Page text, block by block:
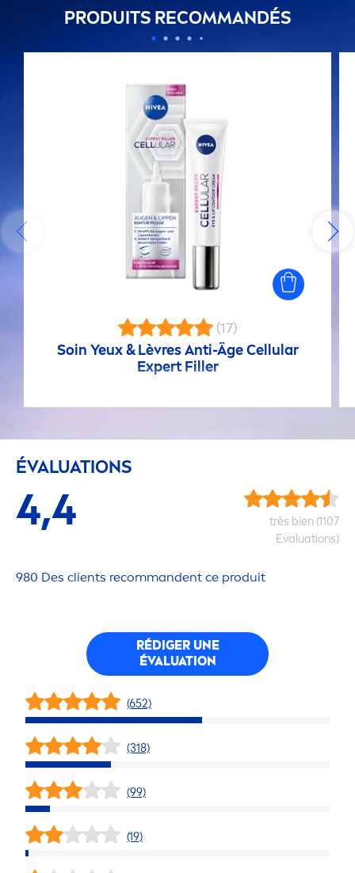
PRODUITS RECOMMANDÉS
(17)
Soin Yeux & Lèvres Anti-ÂgeCellular
ExpertFiller
ÉVALUATIONS
4,4
très bien (1107
Evaluations)
980 Des clients recommandent ce produit
RÉDIGER UNE
ÉVALUATION
(652)
(318)
(99)
(19)